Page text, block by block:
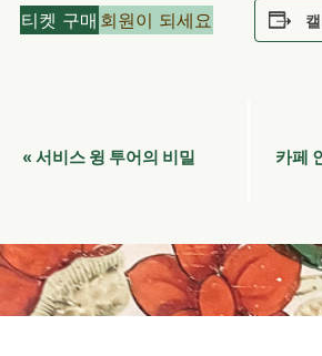
티켓 구매 회원이 되세요
이
네
비
게
« 서비스 윙 투어의 비밀
카페